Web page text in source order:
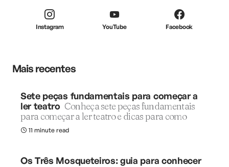
Instagram YouTube Facebook
Mais recentes
Sete peças fundamentais para começar a
ler teatro Conheça sete peças fundamentais
para começar a ler teatro e dicas para como
11 minute read
Os Três Mosqueteiros: guia para conhecer